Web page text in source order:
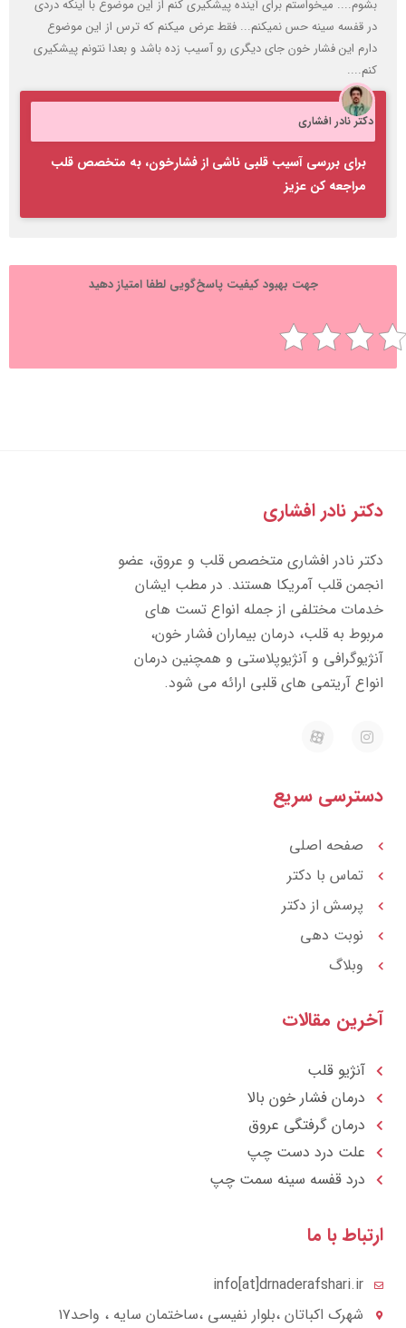
میخواستم برای آینده پیشکیری کنم از این موضوع با اینکه دردی
قفسه سینه حس نمیکنم... فقط عرض میکنم که ترس از این موضوع
این فشار خون جای دیگری رو آسیب زده باشد و بعدا نتونم پیشکیری
دکتر نادر افشاری
برای بررسی آسیب قلبی ناشی از فشارخون، به متخصص قلب
مراجعه کن عزیز
جهت بهبود کیفیت پاسخ‌گویی لطفا امتیاز دهید
نادر افشاری
نادر افشاری متخصص قلب و عروق، عضو
قلب آمریکا هستند. در مطب ایشان
مختلفی از جمله انواع تست های
به قلب، درمان بیماران فشار خون،
و آنژیوپلاستی و همچنین درمان
آریتمی های قلبی ارائه می شود.
a
t
سریع
صفحه اصلی
تماس با دکتر
پرسش از دکتر
نوبت دهی
وبلاگ
مقالات
آنژیو قلب
درمان فشار خون بالا
درمان گرفتگی عروق
علت درد دست چپ
درد قفسه سينه سمت چپ
با ما
info[at]drnaderafshari.ir
شهرک اکباتان ،بلوار نفیسی ،ساختمان سایه ، واحد۱۷